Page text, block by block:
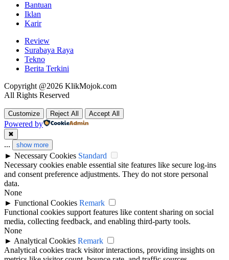
Bantuan
Iklan
Karir
Review
Surabaya Raya
Tekno
Berita Terkini
Copyright @2026 KlikMojok.com
All Rights Reserved
Customize Reject All Accept All
Powered by
✖
... show more
► Necessary Cookies Standard
Necessary cookies enable essential site features like secure log-ins
and consent preference adjustments. They do not store personal
data.
None
► Functional Cookies Remark
Functional cookies support features like content sharing on social
media, collecting feedback, and enabling third-party tools.
None
► Analytical Cookies Remark
Analytical cookies track visitor interactions, providing insights on